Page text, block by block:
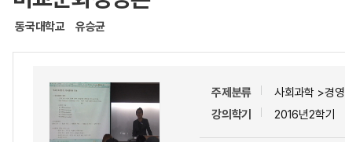
동국대학교 유승균
주제분류
사회과학 >경
강의학기
2016년2학기